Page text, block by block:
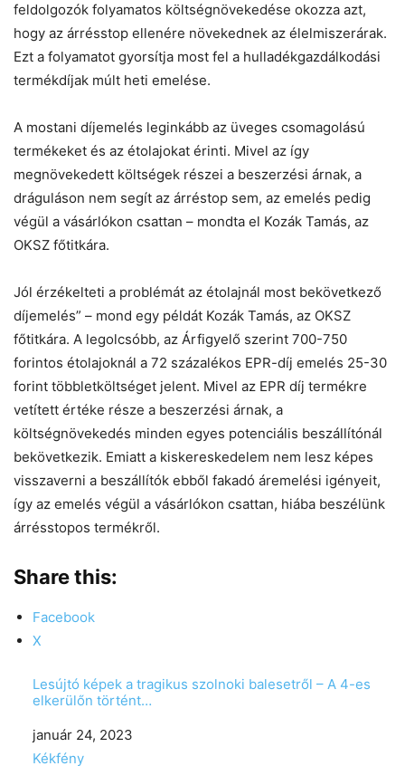
feldolgozók folyamatos költségnövekedése okozza azt,
hogy az árrésstop ellenére növekednek az élelmiszerárak.
Ezt a folyamatot gyorsítja most fel a hulladékgazdálkodási
termékdíjak múlt heti emelése.
A mostani díjemelés leginkább az üveges csomagolású
termékeket és az étolajokat érinti. Mivel az így
megnövekedett költségek részei a beszerzési árnak, a
dráguláson nem segít az árréstop sem, az emelés pedig
végül a vásárlókon csattan – mondta el Kozák Tamás, az
OKSZ főtitkára.
Jól érzékelteti a problémát az étolajnál most bekövetkező
díjemelés” – mond egy példát Kozák Tamás, az OKSZ
főtitkára. A legolcsóbb, az Árfigyelő szerint 700-750
forintos étolajoknál a 72 százalékos EPR-díj emelés 25-30
forint többletköltséget jelent. Mivel az EPR díj termékre
vetített értéke része a beszerzési árnak, a
költségnövekedés minden egyes potenciális beszállítónál
bekövetkezik. Emiatt a kiskereskedelem nem lesz képes
visszaverni a beszállítók ebből fakadó áremelési igényeit,
így az emelés végül a vásárlókon csattan, hiába beszélünk
árrésstopos termékről.
Share this:
Facebook
X
Lesújtó képek a tragikus szolnoki balesetről – A 4-es
elkerülőn történt…
Date
január 24, 2023
In relation to
Kékfény